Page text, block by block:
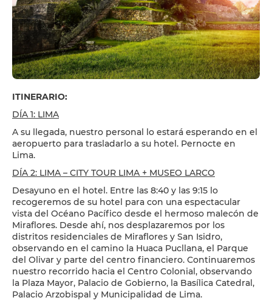
ITINERARIO:
DÍA 1: LIMA
A su llegada, nuestro personal lo estará esperando en el
aeropuerto para trasladarlo a su hotel. Pernocte en
Lima.
DÍA 2: LIMA – CITY TOUR LIMA + MUSEO LARCO
Desayuno en el hotel. Entre las 8:40 y las 9:15 lo
recogeremos de su hotel para con una espectacular
vista del Océano Pacífico desde el hermoso malecón de
Miraflores. Desde ahí, nos desplazaremos por los
distritos residenciales de Miraflores y San Isidro,
observando en el camino la Huaca Pucllana, el Parque
del Olivar y parte del centro financiero. Continuaremos
nuestro recorrido hacia el Centro Colonial, observando
la Plaza Mayor, Palacio de Gobierno, la Basílica Catedral,
Palacio Arzobispal y Municipalidad de Lima.